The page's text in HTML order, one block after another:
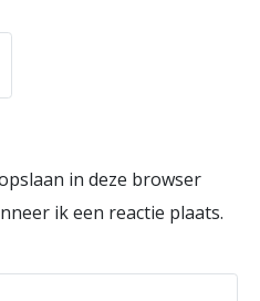
in deze browser
ik een reactie plaats.